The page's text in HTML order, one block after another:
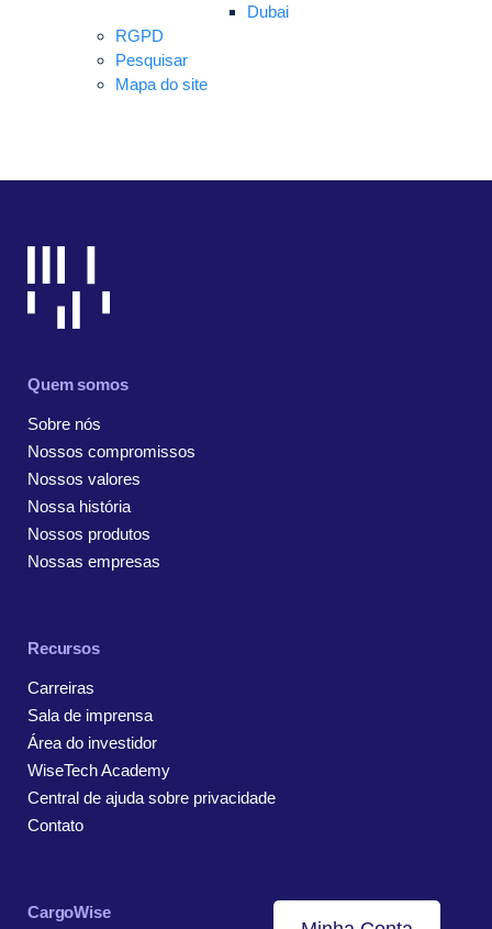
Dubai
RGPD
Pesquisar
Mapa do site
Quem somos
Sobre nós
Nossos compromissos
Nossos valores
Nossa história
Nossos produtos
Nossas empresas
Recursos
Carreiras
Sala de imprensa
Área do investidor
WiseTech Academy
Central de ajuda sobre privacidade
Contato
CargoWise